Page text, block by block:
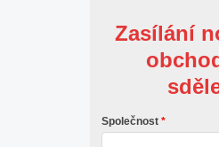
Zasílání
Společnost